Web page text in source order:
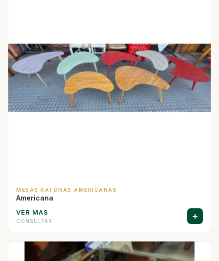
MESAS RATONAS AMERICANAS
Americana
VER MAS
CONSULTAR +